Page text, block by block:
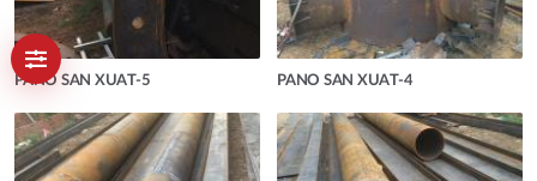
PANO SAN XUAT-5 PANO SAN XUAT-4